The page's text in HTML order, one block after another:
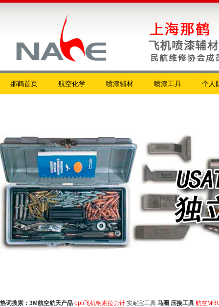
那鹤首页 航空化学 喷漆辅材 喷漆工具 个人
热词搜索： 3M航空航天产品 opti飞机钢索拉力计 实耐宝工具 马圈 压接工具 航空